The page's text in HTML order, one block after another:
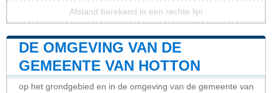
Afstand berekend in een rechte lijn
DE OMGEVING VAN DE
GEMEENTE VAN HOTTON
op het grondgebied en in de omgeving van de gemeente van